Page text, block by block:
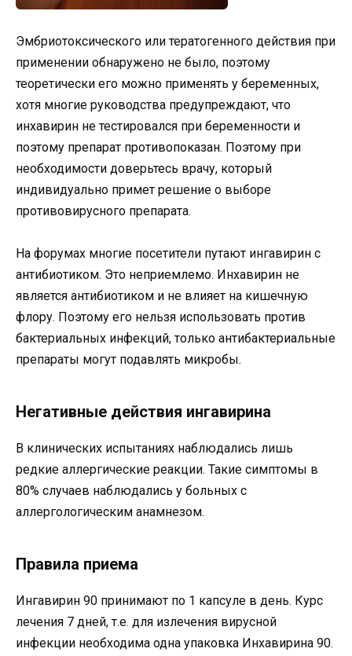
Эмбриотоксического или тератогенного действия при
применении обнаружено не было, поэтому
теоретически его можно применять у беременных,
хотя многие руководства предупреждают, что
инхавирин не тестировался при беременности и
поэтому препарат противопоказан. Поэтому при
необходимости доверьтесь врачу, который
индивидуально примет решение о выборе
противовирусного препарата.
На форумах многие посетители путают ингавирин с
антибиотиком. Это неприемлемо. Инхавирин не
является антибиотиком и не влияет на кишечную
флору. Поэтому его нельзя использовать против
бактериальных инфекций, только антибактериальные
препараты могут подавлять микробы.
Негативные действия ингавирина
В клинических испытаниях наблюдались лишь
редкие аллергические реакции. Такие симптомы в
80% случаев наблюдались у больных с
аллергологическим анамнезом.
Правила приема
Ингавирин 90 принимают по 1 капсуле в день. Курс
лечения 7 дней, т.е. для излечения вирусной
инфекции необходима одна упаковка Инхавирина 90.